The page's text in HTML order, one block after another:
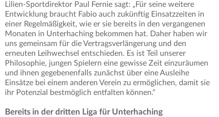
Lilien-Sportdirektor Paul Fernie sagt: „Für seine weitere
Entwicklung braucht Fabio auch zukünftig Einsatzzeiten in
einer Regelmäßigkeit, wie er sie bereits in den vergangenen
Monaten in Unterhaching bekommen hat. Daher haben wir
uns gemeinsam für die Vertragsverlängerung und den
erneuten Leihwechsel entschieden. Es ist Teil unserer
Philosophie, jungen Spielern eine gewisse Zeit einzuräumen
und ihnen gegebenenfalls zunächst über eine Ausleihe
Einsätze bei einem anderen Verein zu ermöglichen, damit sie
ihr Potenzial bestmöglich entfalten können.“
Bereits in der dritten Liga für Unterhaching